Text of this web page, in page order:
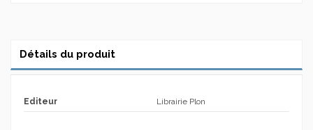
Détails du produit
Editeur Librairie Plon